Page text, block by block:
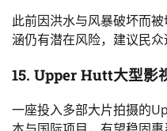
此前因洪水与风暴破坏而
涵仍有潜在风险，建议民众
15. Upper Hutt大型影
一座投入多部大片拍摄的